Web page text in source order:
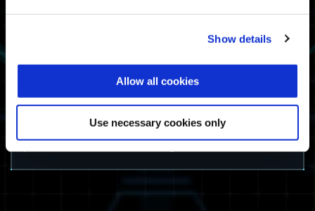
Show details
Allow all cookies
Use necessary cookies only
Aviso: Los usuarios deben jugar a Exoprimal
Fighter 6 Decal.
¡Gracias por tu apoyo e interés de parte del
equipo de Exoprimal! ¡Esperamos verte en